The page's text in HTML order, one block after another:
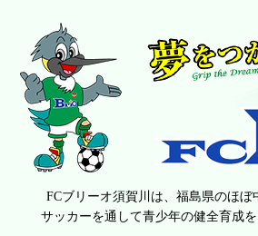
FCブリーオ須賀川は、福島県のほぼ
サッカーを通して青少年の健全育成